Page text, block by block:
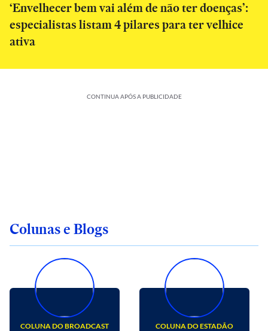
‘Envelhecer bem vai além de não ter doenças’:
especialistas listam 4 pilares para ter velhice
ativa
CONTINUA APÓS A PUBLICIDADE
Colunas e Blogs
COLUNA DO BROADCAST COLUNA DO ESTADÃO